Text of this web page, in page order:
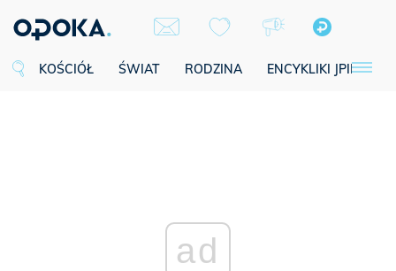
KOŚCIÓŁ ŚWIAT RODZINA ENCYKLIKI JPII
ad